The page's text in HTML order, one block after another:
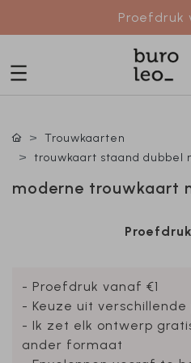
Proefdruk
Trouwkaarten
trouwkaart staand dubbel
moderne trouwkaart
Proefdruk
- Proefdruk vanaf €1
- Keuze uit
- Ik zet elk ontwerp
ander formaat